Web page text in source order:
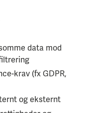
data mod
krav (fx GDPR,
og eksternt